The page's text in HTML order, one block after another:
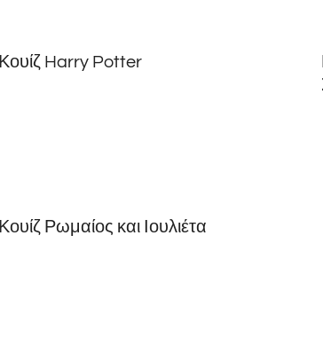
Κουίζ Harry Potter
Κουίζ Ρωμαίος και Ιουλιέτα